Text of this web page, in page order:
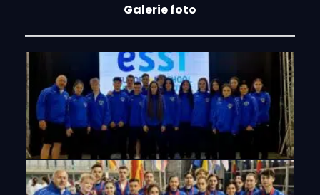
Galerie foto